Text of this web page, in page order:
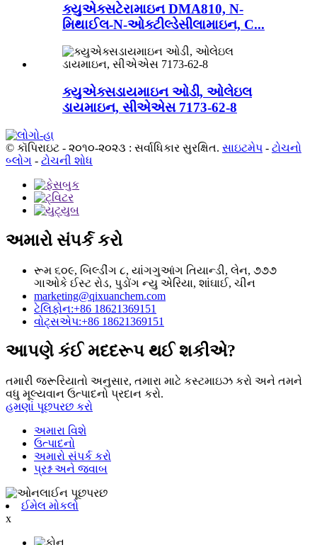
ક્યુએક્સટેરામાઇન DMA810, N-
મિથાઈલ-N-ઓક્ટીલ્ડેસીલામાઇન, C...
ક્યુએક્સડાયમાઇન ઓડી, ઓલેઇલ
ડાયમાઇન, સીએએસ 7173-62-8
© કૉપિરાઇટ - ૨૦૧૦-૨૦૨૩ : સર્વાધિકાર સુરક્ષિત. સાઇટમેપ - ટોચનો
બ્લોગ - ટોચની શોધ
અમારો સંપર્ક કરો
રૂમ ૬૦૯, બિલ્ડીંગ ૮, યાંગગુઆંગ તિયાન્ડી, લેન, ૭૭૭
ગાઓકે ઈસ્ટ રોડ, પુડોંગ ન્યુ એરિયા, શાંઘાઈ, ચીન
marketing@qixuanchem.com
ટેલિફોન:+86 18621369151
વોટ્સએપ:+86 18621369151
આપણે કંઈ મદદરૂપ થઈ શકીએ?
તમારી જરૂરિયાતો અનુસાર, તમારા માટે કસ્ટમાઇઝ કરો અને તમને
વધુ મૂલ્યવાન ઉત્પાદનો પ્રદાન કરો.
હમણાં પૂછપરછ કરો
અમારા વિશે
ઉત્પાદનો
અમારો સંપર્ક કરો
પ્રશ્ન અને જવાબ
ઈમેલ મોકલો
x